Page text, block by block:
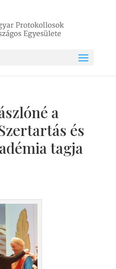
a
és
tagja